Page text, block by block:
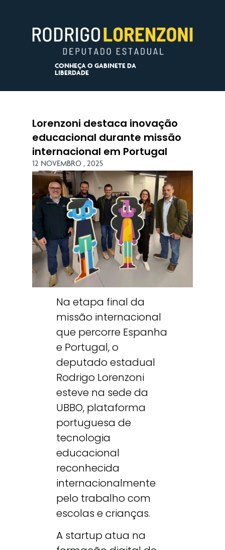
CONHEÇA O GABINETE DA
LIBERDADE
Lorenzoni destaca inovação
educacional durante missão
internacional em Portugal
12 NOVEMBRO , 2025
Na etapa final da
missão internacional
que percorre Espanha
e Portugal, o
deputado estadual
Rodrigo Lorenzoni
esteve na sede da
UBBO, plataforma
portuguesa de
tecnologia
educacional
reconhecida
internacionalmente
pelo trabalho com
escolas e crianças.
A startup atua na